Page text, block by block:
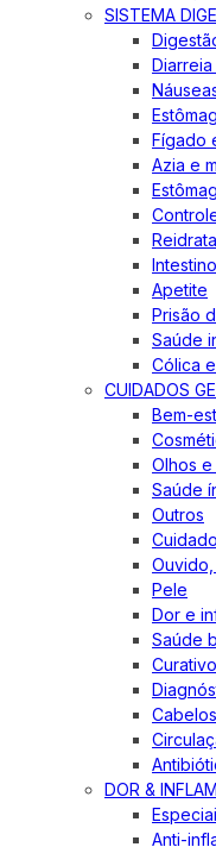
SISTEMA
Fígado
Azia e
Apetite
Prisão
Saúde
Cólica
CUIDADOS
Bem-
Olhos e
Saúde
Outros
Pele
Dor e
Saúde
Cabelos
DOR &
Anti-